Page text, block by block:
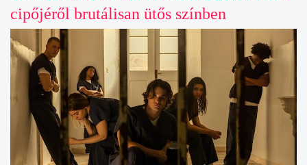
cipőjéről brutálisan ütős színben